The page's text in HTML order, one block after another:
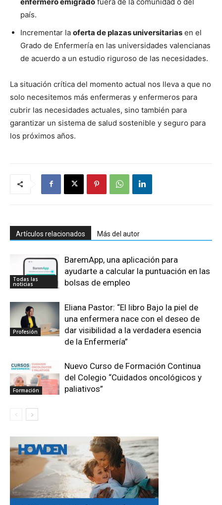
país.
Incrementar la oferta de plazas universitarias en el
Grado de Enfermería en las universidades valencianas
de acuerdo a un estudio riguroso de las necesidades.
La situación crítica del momento actual nos lleva a que no
solo necesitemos más enfermeras y enfermeros para
cubrir las necesidades actuales, sino también para
garantizar un sistema de salud sostenible y seguro para
los próximos años.
Artículos relacionados Más del autor
Todas las
noticias
BaremApp, una aplicación para
ayudarte a calcular la puntuación en las
bolsas de empleo
Profesión
Eliana Pastor: “El libro Bajo la piel de
una enfermera nace con el deseo de
dar visibilidad a la verdadera esencia
de la Enfermería”
Formación
Nuevo Curso de Formación Continua
del Colegio “Cuidados oncológicos y
paliativos”